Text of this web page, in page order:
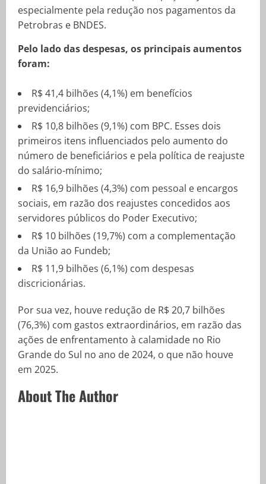
especialmente pela redução nos pagamentos da
Petrobras e BNDES.
Pelo lado das despesas, os principais aumentos
foram:
R$ 41,4 bilhões (4,1%) em benefícios
previdenciários;
R$ 10,8 bilhões (9,1%) com BPC. Esses dois
primeiros itens influenciados pelo aumento do
número de beneficiários e pela política de reajuste
do salário-mínimo;
R$ 16,9 bilhões (4,3%) com pessoal e encargos
sociais, em razão dos reajustes concedidos aos
servidores públicos do Poder Executivo;
R$ 10 bilhões (19,7%) com a complementação
da União ao Fundeb;
R$ 11,9 bilhões (6,1%) com despesas
discricionárias.
Por sua vez, houve redução de R$ 20,7 bilhões
(76,3%) com gastos extraordinários, em razão das
ações de enfrentamento à calamidade no Rio
Grande do Sul no ano de 2024, o que não houve
em 2025.
About The Author